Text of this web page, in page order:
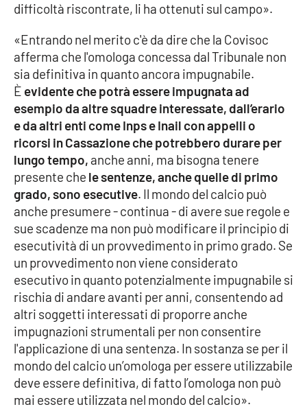
Android
Apple
difficoltà riscontrate, li ha ottenuti sul campo».
«Entrando nel merito c'è da dire che la Covisoc
afferma che l'omologa concessa dal Tribunale non
sia definitiva in quanto ancora impugnabile.
È evidente che potrà essere impugnata ad
esempio da altre squadre interessate, dall’erario
e da altri enti come Inps e Inail con appelli o
ricorsi in Cassazione che potrebbero durare per
lungo tempo, anche anni, ma bisogna tenere
presente che le sentenze, anche quelle di primo
grado, sono esecutive. Il mondo del calcio può
anche presumere - continua - di avere sue regole e
sue scadenze ma non può modificare il principio di
esecutività di un provvedimento in primo grado. Se
un provvedimento non viene considerato
esecutivo in quanto potenzialmente impugnabile si
rischia di andare avanti per anni, consentendo ad
altri soggetti interessati di proporre anche
impugnazioni strumentali per non consentire
l'applicazione di una sentenza. In sostanza se per il
mondo del calcio un’omologa per essere utilizzabile
deve essere definitiva, di fatto l’omologa non può
mai essere utilizzata nel mondo del calcio».